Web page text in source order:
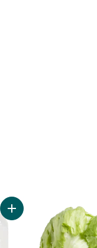
panier
Ajouter Vinaigre